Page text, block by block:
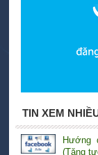
TIN XEM
Hướng
(Tăng